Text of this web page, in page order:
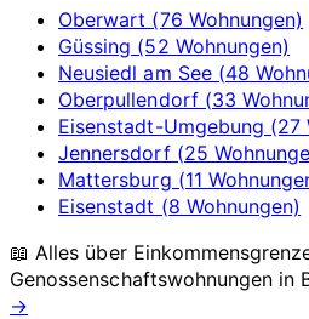
Oberwart (76 Wohnungen)
Güssing (52 Wohnungen)
Neusiedl am See (48
Oberpullendorf (33
Eisenstadt-Umgebung (27
Jennersdorf (25
Mattersburg (11
Eisenstadt (8 Wohnungen)
📖 Alles über
Genossenschaftswohnungen in
→